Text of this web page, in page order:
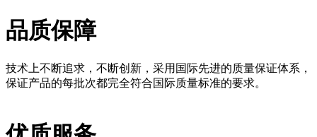
品质保障
技术上不断追求，不断创新，采用国际先进的质量保证体系，
保证产品的每批次都完全符合国际质量标准的要求。